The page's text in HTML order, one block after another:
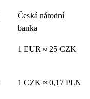
Česká národní
banka
1 EUR ≈ 25 CZK
1 CZK ≈ 0,17 PLN